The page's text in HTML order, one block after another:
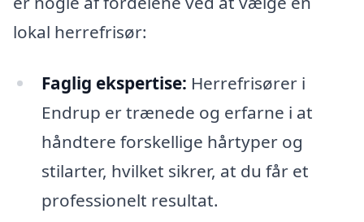
lokal herrefrisør:
Faglig ekspertise: Herrefrisører i
Endrup er trænede og erfarne i at
håndtere forskellige hårtyper og
stilarter, hvilket sikrer, at du får et
professionelt resultat.